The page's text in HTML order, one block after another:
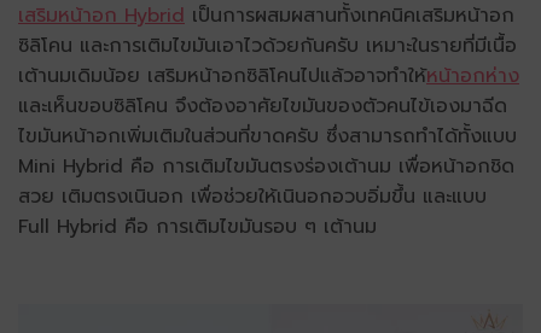
เสริมหน้าอก Hybrid เป็นการผสมผสานทั้งเทคนิคเสริมหน้าอก
ซิลิโคน และการเติมไขมันเอาไวด้วยกันครับ เหมาะในรายที่มีเนื้อ
เต้านมเดิมน้อย เสริมหน้าอกซิลิโคนไปแล้วอาจทำให้หน้าอกห่าง
และเห็นขอบซิลิโคน จึงต้องอาศัยไขมันของตัวคนไข้เองมาฉีด
ไขมันหน้าอกเพิ่มเติมในส่วนที่ขาดครับ ซึ่งสามารถทำได้ทั้งแบบ
Mini Hybrid คือ การเติมไขมันตรงร่องเต้านม เพื่อหน้าอกชิด
สวย เติมตรงเนินอก เพื่อช่วยให้เนินอกอวบอิ่มขึ้น และแบบ
Full Hybrid คือ การเติมไขมันรอบ ๆ เต้านม